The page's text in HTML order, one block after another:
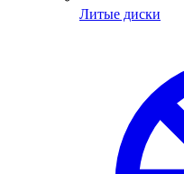
Литые диски